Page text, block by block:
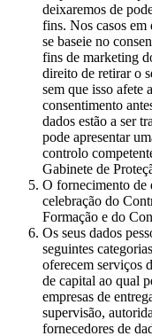
deixaremos de
fins. Nos casos em
se baseie no
fins de marketing
direito de retirar o
sem que isso afete
consentimento
dados estão a ser
pode apresentar
controlo
Gabinete de
O fornecimento de
celebração do
Formação e do
Os seus dados
seguintes
oferecem serviços
de capital ao qual
empresas de
supervisão,
fornecedores de